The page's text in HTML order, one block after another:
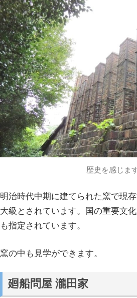
歴史を感じま
明治時代中期に建てられた窯で現
大級とされています。国の重要文
も指定されています。
窯の中も見学ができます。
廻船問屋 瀧田家